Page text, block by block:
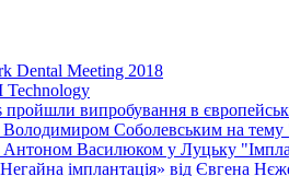
Dental Meeting 2018
Technology
пройшли випробування в
Володимиром Соболевським на тему
Василюком у Луцьку
імплантація» від Євгена